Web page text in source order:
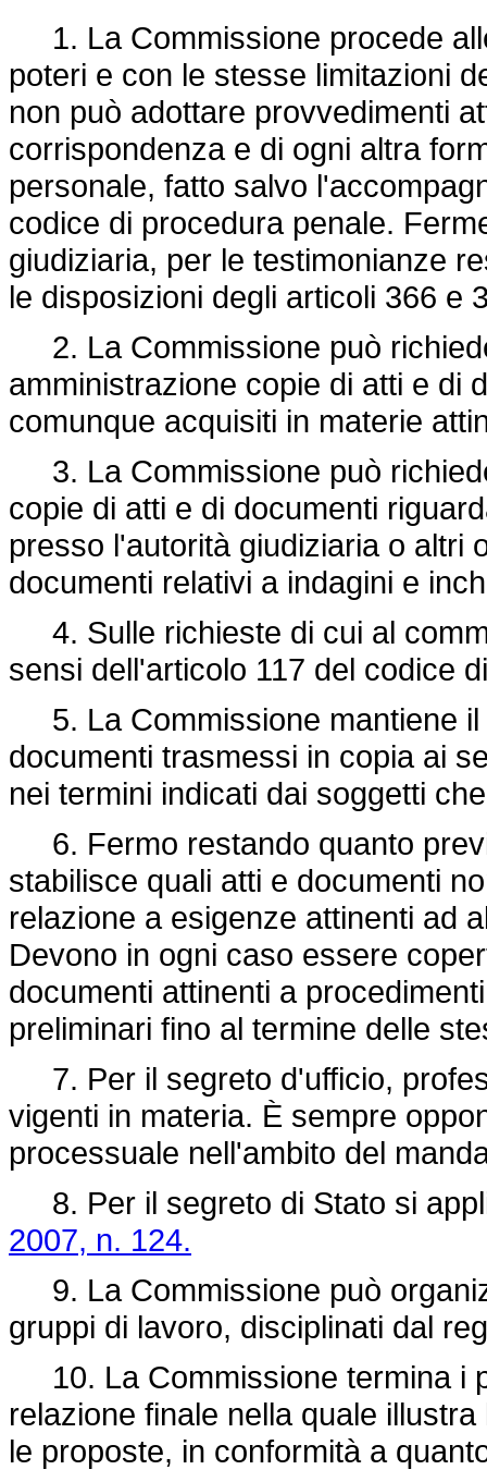
1. La Commissione procede
poteri e con le stesse limitazioni
non può adottare provvedimenti
corrispondenza e di ogni altra
personale, fatto salvo
codice di procedura penale.
giudiziaria, per le testimonianze
le disposizioni degli articoli 366 e
2. La Commissione può
amministrazione copie di atti e di
comunque acquisiti in materie
3. La Commissione può
copie di atti e di documenti
presso l'autorità giudiziaria o altri
documenti relativi a indagini e
4. Sulle richieste di cui al
sensi dell'articolo 117 del codice
5. La Commissione mantiene il
documenti trasmessi in copia ai
nei termini indicati dai soggetti
6. Fermo restando quanto
stabilisce quali atti e documenti
relazione a esigenze attinenti ad
Devono in ogni caso essere
documenti attinenti a
preliminari fino al termine delle
7. Per il segreto d'ufficio,
vigenti in materia. È sempre
processuale nell'ambito del
8. Per il segreto di Stato si
2007, n. 124.
9. La Commissione può
gruppi di lavoro, disciplinati dal
10. La Commissione termina i
relazione finale nella quale
le proposte, in conformità a